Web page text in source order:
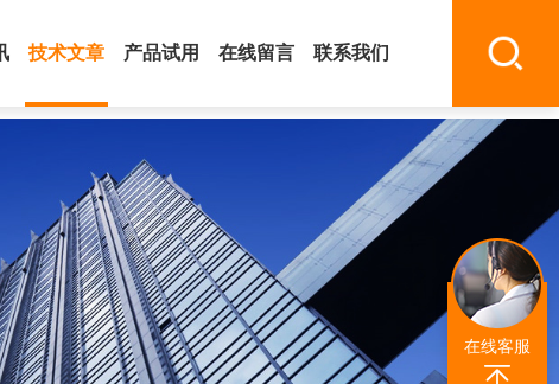
技术文章 产品试用 在线留言 联系我们
在线客服